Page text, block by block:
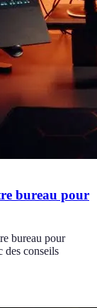
bureau pour
bureau pour
des conseils